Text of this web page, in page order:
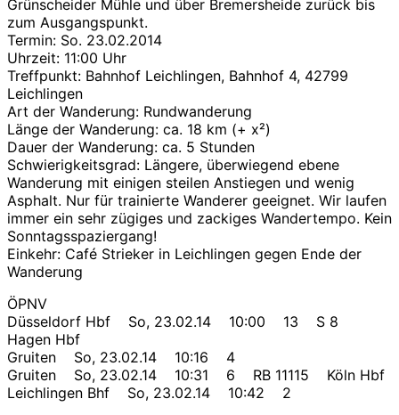
Grünscheider Mühle und über Bremersheide zurück bis
zum Ausgangspunkt.
Termin: So. 23.02.2014
Uhrzeit: 11:00 Uhr
Treffpunkt: Bahnhof Leichlingen, Bahnhof 4, 42799
Leichlingen
Art der Wanderung: Rundwanderung
Länge der Wanderung: ca. 18 km (+ x²)
Dauer der Wanderung: ca. 5 Stunden
Schwierigkeitsgrad: Längere, überwiegend ebene
Wanderung mit einigen steilen Anstiegen und wenig
Asphalt. Nur für trainierte Wanderer geeignet. Wir laufen
immer ein sehr zügiges und zackiges Wandertempo. Kein
Sonntagsspaziergang!
Einkehr: Café Strieker in Leichlingen gegen Ende der
Wanderung
ÖPNV
Düsseldorf Hbf So, 23.02.14 10:00 13 S 8
Hagen Hbf
Gruiten So, 23.02.14 10:16 4
Gruiten So, 23.02.14 10:31 6 RB 11115 Köln Hbf
Leichlingen Bhf So, 23.02.14 10:42 2